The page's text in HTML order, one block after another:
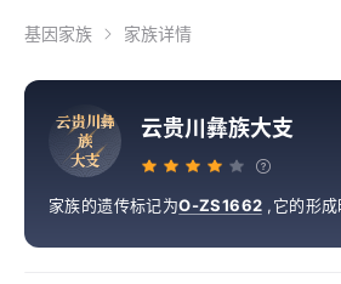
基因家族 家族详情
云贵川彝
族
大支
云贵川彝族大支
家族的遗传标记为O-ZS1662 ,它的形